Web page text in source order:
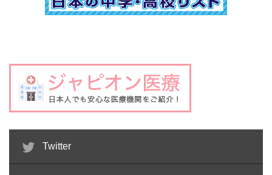
Twitter